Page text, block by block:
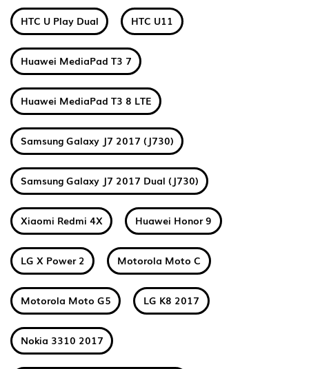
HTC U Play Dual HTC U11
Huawei MediaPad T3 7
Huawei MediaPad T3 8 LTE
Samsung Galaxy J7 2017 (J730)
Samsung Galaxy J7 2017 Dual (J730)
Xiaomi Redmi 4X Huawei Honor 9
LG X Power 2 Motorola Moto C
Motorola Moto G5 LG K8 2017
Nokia 3310 2017